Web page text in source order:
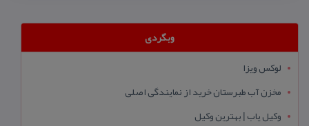
وبگردی
لوکس ویزا
مخزن آب طبرستان خرید از نمایندگی اصلی
وکیل یاب | بهترین وکیل